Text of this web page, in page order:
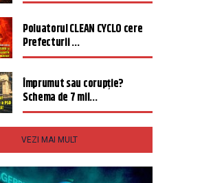
Poluatorul CLEAN CYCLO cere
Prefecturii ...
Împrumut sau corupție?
Schema de 7 mil...
VEZI MAI MULT